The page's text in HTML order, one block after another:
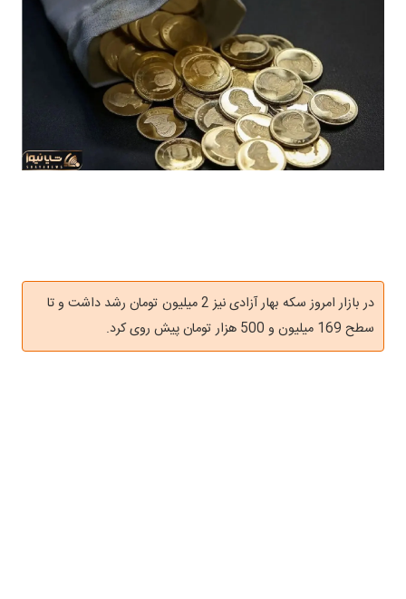
در بازار امروز سکه بهار آزادی نیز 2 میلیون تومان رشد داشت و تا
سطح 169 میلیون و 500 هزار تومان پیش روی کرد.